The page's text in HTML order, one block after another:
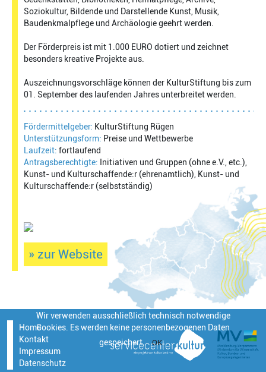
Soziokultur, Bildende und Darstellende Kunst, Musik,
Baudenkmalpflege und Archäologie geehrt werden.
Der Förderpreis ist mit 1.000 EURO dotiert und zeichnet
besonders kreative Projekte aus.
Auszeichnungsvorschläge können der KulturStiftung bis zum
01. September des laufenden Jahres unterbreitet werden.
Fördermittelgeber: KulturStiftung Rügen
Unterstützungsform: Preise und Wettbewerbe
Laufzeit: fortlaufend
Antragsberechtigte: Initiativen und Gruppen (ohne e.V., etc.),
Kunst- und Kulturschaffende:r (ehrenamtlich), Kunst- und
Kulturschaffende:r (selbstständig)
» zur Website
Home
Kontakt
Impressum
Datenschutz
Wir verwenden ausschließlich technisch notwendige
Cookies. Es werden keine personenbezogenen Daten
gespeichert. OK